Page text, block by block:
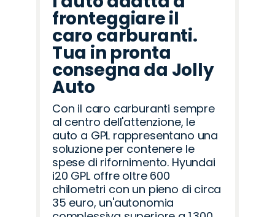
fronteggiare il
caro carburanti.
Tua in pronta
consegna da Jolly
Auto
Con il caro carburanti sempre
al centro dell'attenzione, le
auto a GPL rappresentano una
soluzione per contenere le
spese di rifornimento. Hyundai
i20 GPL offre oltre 600
chilometri con un pieno di circa
35 euro, un'autonomia